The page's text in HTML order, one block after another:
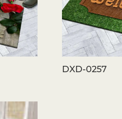
Oberfläche, wodurch die
Raums verbessert wird.
in der Nähe der
verhindert und die
kann verschiedene
DXD-0257